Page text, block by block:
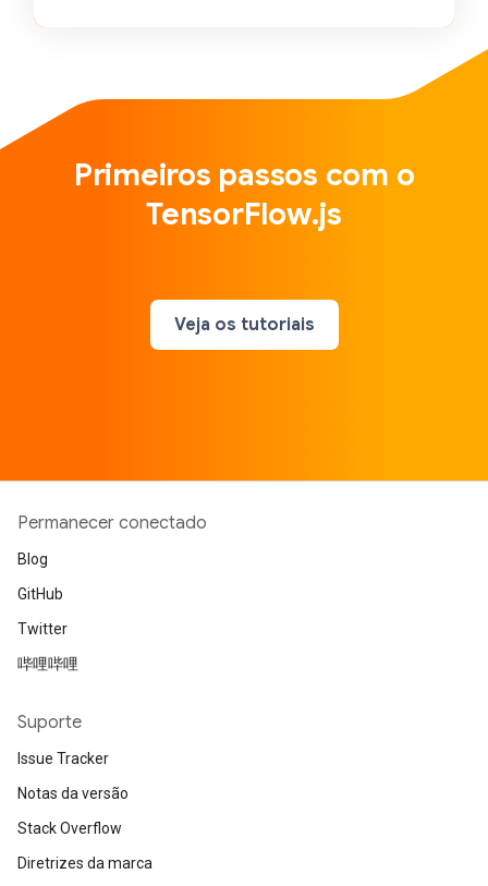
Primeiros passos com o
TensorFlow.js
Veja os tutoriais
Permanecer conectado
Blog
GitHub
Twitter
哔哩哔哩
Suporte
Issue Tracker
Notas da versão
Stack Overflow
Diretrizes da marca